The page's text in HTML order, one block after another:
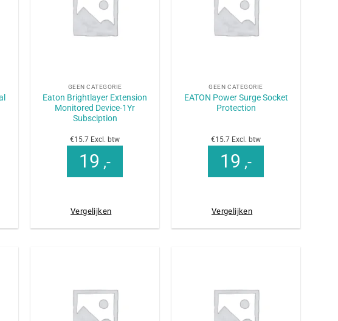
GEEN CATEGORIE
Eaton Brightlayer Extension
Monitored Device-1Yr
Subsciption
€15.7 Excl. btw
19 ,-
Vergelijken
GEEN CATEGORIE
EATON Power Surge Socket
Protection
€15.7 Excl. btw
19 ,-
Vergelijken